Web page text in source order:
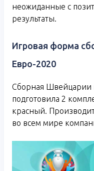
неожиданные с
результаты.
Игровая форма
Евро-2020
Сборная Швейцарии
подготовила 2
красный.
во всем мире